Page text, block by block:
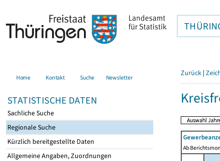
Home Kontakt Suche Newsletter
STATISTISCHE DATEN
Sachliche Suche
Regionale Suche
Kürzlich bereitgestellte Daten
Allgemeine Angaben, Zuordnungen
Zurück |
Ab